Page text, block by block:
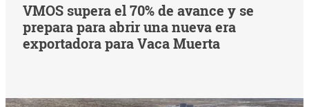
VMOS supera el 70% de avance y se
prepara para abrir una nueva era
exportadora para Vaca Muerta